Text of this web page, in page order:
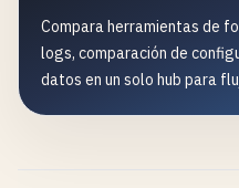
Compara herramientas de
logs, comparación de
datos en un solo hub para